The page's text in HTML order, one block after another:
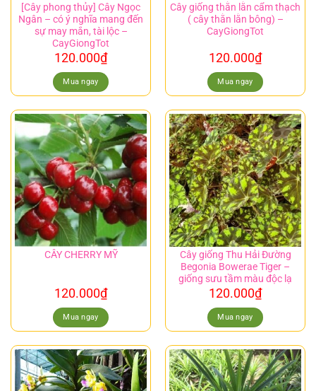
[Cây phong thủy] Cây Ngọc
Ngân – có ý nghĩa mang đến
sự may mắn, tài lộc –
CayGiongTot
120.000₫
Mua ngay
Cây giống thằn lằn cẩm thạch
( cây thằn lằn bông) –
CayGiongTot
120.000₫
Mua ngay
CÂY CHERRY MỸ
120.000₫
Mua ngay
Cây giống Thu Hải Đường
Begonia Bowerae Tiger –
giống sưu tầm màu độc lạ
120.000₫
Mua ngay